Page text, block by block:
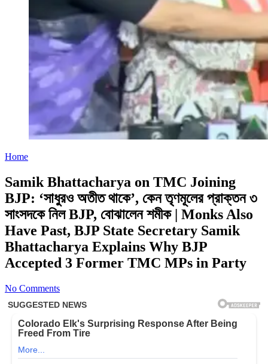
Home
Samik Bhattacharya on TMC Joining
BJP: ‘সাধুরও অতীত থাকে’, কেন তৃণমূলের প্রাক্তন ৩
সাংসদকে নিল BJP, বোঝালেন শমীক | Monks Also
Have Past, BJP State Secretary Samik
Bhattacharya Explains Why BJP
Accepted 3 Former TMC MPs in Party
No Comments